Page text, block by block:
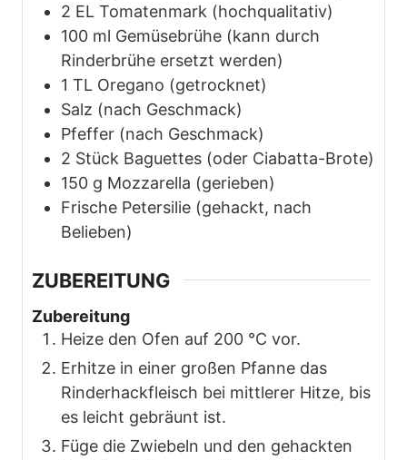
2 EL Tomatenmark (hochqualitativ)
100 ml Gemüsebrühe (kann durch
Rinderbrühe ersetzt werden)
1 TL Oregano (getrocknet)
Salz (nach Geschmack)
Pfeffer (nach Geschmack)
2 Stück Baguettes (oder Ciabatta-Brote)
150 g Mozzarella (gerieben)
Frische Petersilie (gehackt, nach
Belieben)
ZUBEREITUNG
Zubereitung
Heize den Ofen auf 200 °C vor.
Erhitze in einer großen Pfanne das
Rinderhackfleisch bei mittlerer Hitze, bis
es leicht gebräunt ist.
Füge die Zwiebeln und den gehackten